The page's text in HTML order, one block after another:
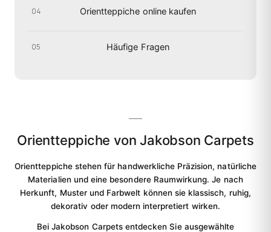
04 Orientteppiche online kaufen
05 Häufige Fragen
Orientteppiche von Jakobson Carpets
Orientteppiche stehen für handwerkliche Präzision, natürliche
Materialien und eine besondere Raumwirkung. Je nach
Herkunft, Muster und Farbwelt können sie klassisch, ruhig,
dekorativ oder modern interpretiert wirken.
Bei Jakobson Carpets entdecken Sie ausgewählte